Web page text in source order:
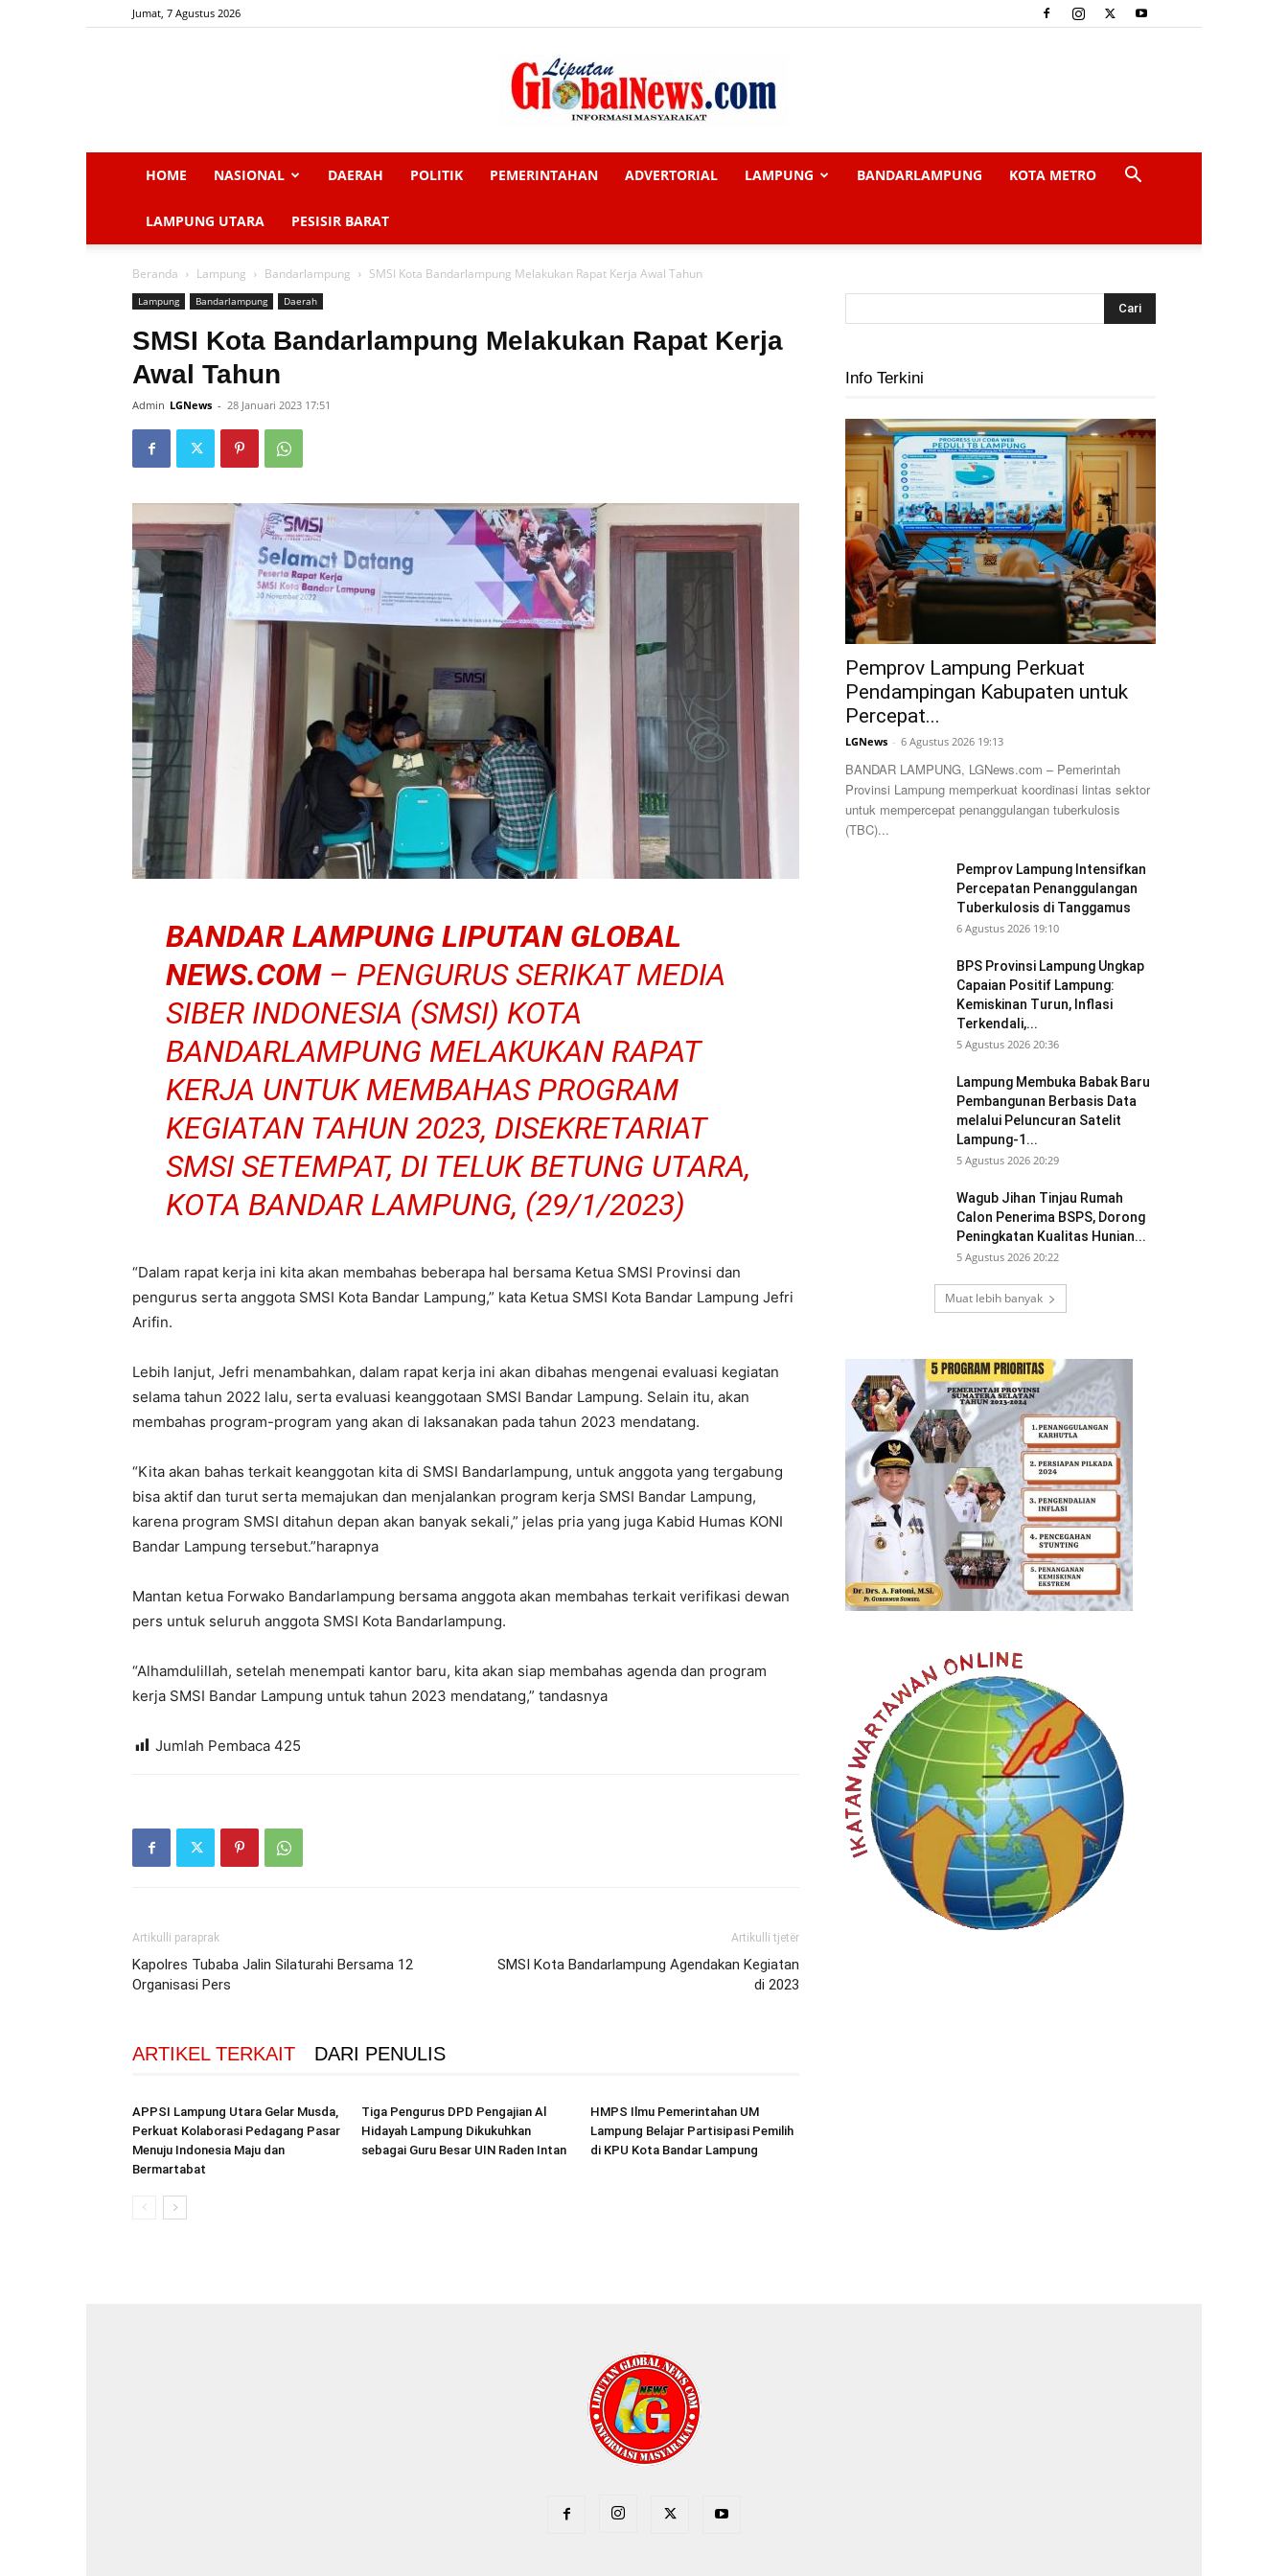
Jumat, 7 Agustus 2026
HOME NASIONAL DAERAH POLITIK PEMERINTAHAN ADVERTORIAL LAMPUNG BANDARLAMPUNG KOTA METRO
LAMPUNG UTARA PESISIR BARAT
Beranda Lampung Bandarlampung SMSI Kota Bandarlampung Melakukan Rapat Kerja Awal Tahun
Lampung Bandarlampung Daerah
SMSI Kota Bandarlampung Melakukan Rapat Kerja
Awal Tahun
Admin LGNews - 28 Januari 2023 17:51
BANDAR LAMPUNG LIPUTAN GLOBAL
NEWS.COM– PENGURUS SERIKAT MEDIA
SIBER INDONESIA (SMSI) KOTA
BANDARLAMPUNG MELAKUKAN RAPAT
KERJA UNTUK MEMBAHAS PROGRAM
KEGIATAN TAHUN 2023, DISEKRETARIAT
SMSI SETEMPAT, DI TELUK BETUNG UTARA,
KOTA BANDAR LAMPUNG, (29/1/2023)
“Dalam rapat kerja ini kita akan membahas beberapa hal bersama Ketua SMSI Provinsi dan
pengurus serta anggota SMSI Kota Bandar Lampung,” kata Ketua SMSI Kota Bandar Lampung Jefri
Arifin.
Lebih lanjut, Jefri menambahkan, dalam rapat kerja ini akan dibahas mengenai evaluasi kegiatan
selama tahun 2022 lalu, serta evaluasi keanggotaan SMSI Bandar Lampung. Selain itu, akan
membahas program-program yang akan di laksanakan pada tahun 2023 mendatang.
“Kita akan bahas terkait keanggotan kita di SMSI Bandarlampung, untuk anggota yang tergabung
bisa aktif dan turut serta memajukan dan menjalankan program kerja SMSI Bandar Lampung,
karena program SMSI ditahun depan akan banyak sekali,” jelas pria yang juga Kabid Humas KONI
Bandar Lampung tersebut.”harapnya
Mantan ketua Forwako Bandarlampung bersama anggota akan membahas terkait verifikasi dewan
pers untuk seluruh anggota SMSI Kota Bandarlampung.
“Alhamdulillah, setelah menempati kantor baru, kita akan siap membahas agenda dan program
kerja SMSI Bandar Lampung untuk tahun 2023 mendatang,” tandasnya
Jumlah Pembaca 425
Artikulli paraprak
Kapolres Tubaba Jalin Silaturahi Bersama 12
Organisasi Pers
Artikulli tjetër
SMSI Kota Bandarlampung Agendakan Kegiatan
di 2023
ARTIKEL TERKAIT DARI PENULIS
APPSI Lampung Utara Gelar Musda,
Perkuat Kolaborasi Pedagang Pasar
Menuju Indonesia Maju dan
Bermartabat
Tiga Pengurus DPD Pengajian Al
Hidayah Lampung Dikukuhkan
sebagai Guru Besar UIN Raden Intan
HMPS Ilmu Pemerintahan UM
Lampung Belajar Partisipasi Pemilih
di KPU Kota Bandar Lampung
Info Terkini
Pemprov Lampung Perkuat
Pendampingan Kabupaten untuk
Percepat...
LGNews - 6 Agustus 2026 19:13
BANDAR LAMPUNG, LGNews.com – Pemerintah
Provinsi Lampung memperkuat koordinasi lintas sektor
untuk mempercepat penanggulangan tuberkulosis
(TBC)...
Pemprov Lampung Intensifkan
Percepatan Penanggulangan
Tuberkulosis di Tanggamus
6 Agustus 2026 19:10
BPS Provinsi Lampung Ungkap
Capaian Positif Lampung:
Kemiskinan Turun, Inflasi
Terkendali,...
5 Agustus 2026 20:36
Lampung Membuka Babak Baru
Pembangunan Berbasis Data
melalui Peluncuran Satelit
Lampung-1...
5 Agustus 2026 20:29
Wagub Jihan Tinjau Rumah
Calon Penerima BSPS, Dorong
Peningkatan Kualitas Hunian...
5 Agustus 2026 20:22
Muat lebih banyak